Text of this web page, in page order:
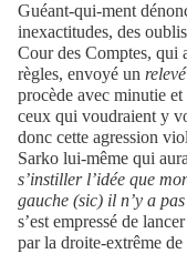
Guéant-qui-ment
inexactitudes, des
Cour des Comptes, qui
règles, envoyé un
procède avec minutie
ceux qui voudraient y
donc cette agression
Sarko lui-même qui
s’instiller l’idée que
gauche (sic) il n’y a
s’est empressé de
par la droite-extrême